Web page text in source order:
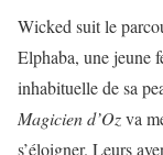
Wicked suit le
Elphaba, une jeune
inhabituelle de sa
Magicien d’Ozva
s’éloigner. Leurs